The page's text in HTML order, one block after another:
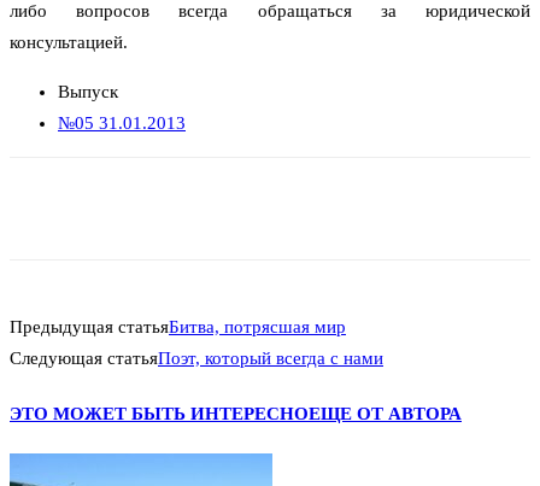
либо вопросов всегда обращаться за юридической
консультацией.
Выпуск
№05 31.01.2013
Предыдущая статьяБитва, потрясшая мир
Следующая статьяПоэт, который всегда с нами
ЭТО МОЖЕТ БЫТЬ ИНТЕРЕСНОЕЩЕ ОТ АВТОРА